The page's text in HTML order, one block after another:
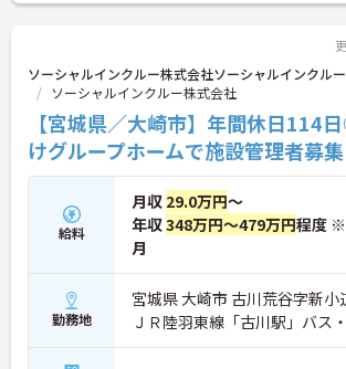
ソーシャルインクルー株式会社ソーシャルインクル
ソーシャルインクルー株式会社
【宮城県／大崎市】年間休日114
けグループホームで施設管理者募
給料
月収 29.0万円～
年収348万円～479万円程度
月
勤務地
宮城県 大崎市 古川荒谷字新小
ＪＲ陸羽東線「古川駅」バス